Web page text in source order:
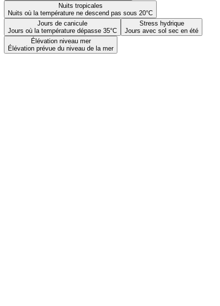
Nuits tropicales
Nuits où la température ne descend pas sous 20°C
Jours de canicule
Jours où la température dépasse 35°C
Stress hydrique
Jours avec sol sec en été
Élévation niveau mer
Élévation prévue du niveau de la mer